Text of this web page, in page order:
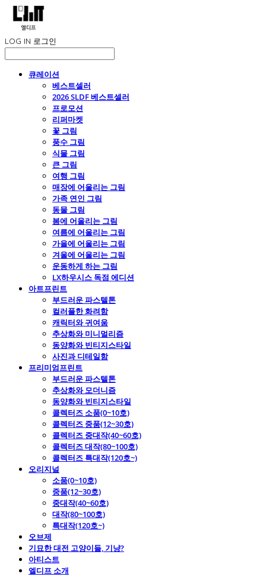
LOG IN 로그인
큐레이션
베스트셀러
2026 SLDF 베스트셀러
프로모션
리퍼마켓
꽃 그림
풍수 그림
식물 그림
큰 그림
여행 그림
매장에 어울리는 그림
가족 연인 그림
동물 그림
봄에 어울리는 그림
여름에 어울리는 그림
가을에 어울리는 그림
겨울에 어울리는 그림
운동하게 하는 그림
LX하우시스 독점 에디션
아트프린트
부드러운 파스텔톤
컬러풀한 화려함
캐릭터와 귀여움
추상화와 미니멀리즘
동양화와 빈티지스타일
사진과 디테일함
프리미엄프린트
부드러운 파스텔톤
추상화와 모더니즘
동양화와 빈티지스타일
콜렉터즈 소품(0~10호)
콜렉터즈 중품(12~30호)
콜렉터즈 중대작(40~60호)
콜렉터즈 대작(80~100호)
콜렉터즈 특대작(120호~)
오리지널
소품(0~10호)
중품(12~30호)
중대작(40~60호)
대작(80~100호)
특대작(120호~)
오브제
기묘한 대전 고양이들, 기냥?
아티스트
엘디프 소개